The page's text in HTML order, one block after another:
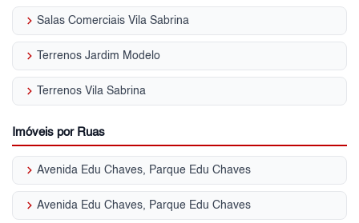
keyboard_arrow_right Salas Comerciais Vila Sabrina
keyboard_arrow_right Terrenos Jardim Modelo
keyboard_arrow_right Terrenos Vila Sabrina
Imóveis por Ruas
keyboard_arrow_right Avenida Edu Chaves, Parque Edu Chaves
keyboard_arrow_right Avenida Edu Chaves, Parque Edu Chaves